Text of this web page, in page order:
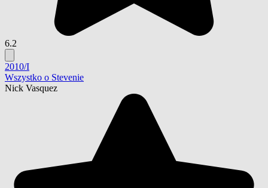
6.2
2010/I
Wszystko o Stevenie
Nick Vasquez